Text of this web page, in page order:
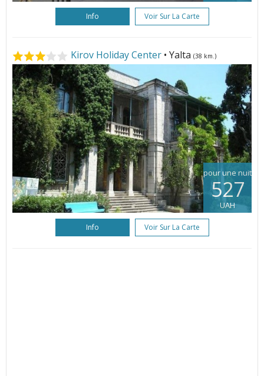
Info Voir Sur La Carte
Kirov Holiday Center • Yalta (38 km.)
pour une nuit
527
UAH
Info Voir Sur La Carte